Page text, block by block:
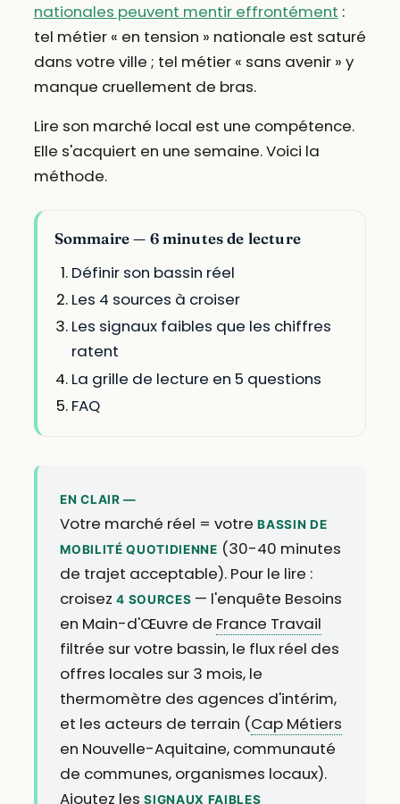
nationales peuvent mentir effrontément :
tel métier « en tension » nationale est saturé
dans votre ville ; tel métier « sans avenir » y
manque cruellement de bras.
Lire son marché local est une compétence.
Elle s'acquiert en une semaine. Voici la
méthode.
Sommaire — 6 minutes de lecture
Définir son bassin réel
Les 4 sources à croiser
Les signaux faibles que les chiffres
ratent
La grille de lecture en 5 questions
FAQ
EN CLAIR —
Votre marché réel = votreBASSIN DE
MOBILITÉ QUOTIDIENNE (30-40 minutes
de trajet acceptable). Pour le lire :
croisez4 SOURCES — l'enquête Besoins
en Main-d'Œuvre de France Travail
filtrée sur votre bassin, le flux réel des
offres locales sur 3 mois, le
thermomètre des agences d'intérim,
et les acteurs de terrain (Cap Métiers
en Nouvelle-Aquitaine, communauté
de communes, organismes locaux).
Ajoutez lesSIGNAUX FAIBLES